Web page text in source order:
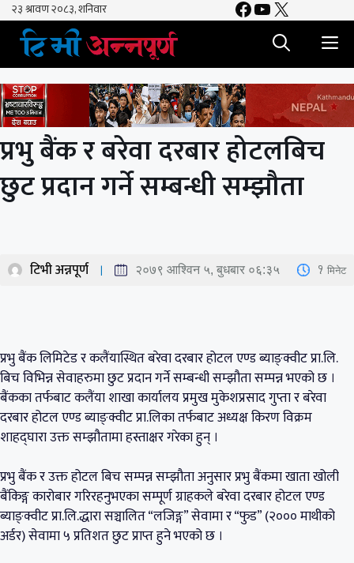
Skip
content
Facebook
YouTube
X
प्रभु बैंक र बरेवा दरबार होटलबिच
छुट प्रदान गर्ने सम्बन्धी सम्झौता
टिभी अन्नपूर्ण २०७९ आश्विन ५, बुधबार ०६:३५ 1 मिनेट
प्रभु बैंक लिमिटेड र कलैंयास्थित बरेवा दरबार होटल एण्ड ब्याङ्क्वीट प्रा.लि.
बिच विभिन्न सेवाहरुमा छुट प्रदान गर्ने सम्बन्धी सम्झौता सम्पन्न भएको छ ।
बैंकका तर्फबाट कलैंया शाखा कार्यालय प्रमुख मुकेशप्रसाद गुप्ता र बरेवा
दरबार होटल एण्ड ब्याङ्क्वीट प्रा.लिका तर्फबाट अध्यक्ष किरण विक्रम
शाहद्घारा उक्त सम्झौतामा हस्ताक्षर गरेका हुन् ।
प्रभु बैंक र उक्त होटल बिच सम्पन्न सम्झौता अनुसार प्रभु बैंकमा खाता खोली
बैंकिङ्ग कारोबार गरिरहनुभएका सम्पूर्ण ग्राहकले बरेवा दरबार होटल एण्ड
ब्याङ्क्वीट प्रा.लि.द्धारा सञ्चालित “लजिङ्ग” सेवामा र “फुड” (२००० माथीको
अर्डर) सेवामा ५ प्रतिशत छुट प्राप्त हुने भएको छ ।